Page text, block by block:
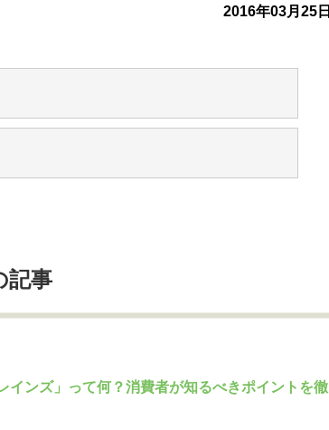
2016年03月25日
記事
インズ」って何？消費者が知るべきポイントを徹